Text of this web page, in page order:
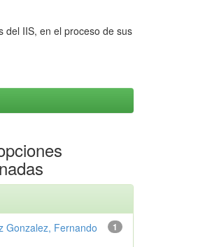
del IIS, en el proceso de sus
1
Gonzalez, Fernando